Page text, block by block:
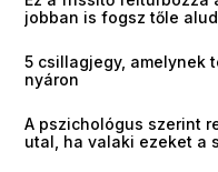
jobban is fogsz tőle
5 csillagjegy, amelynek
nyáron
A pszichológus szerint
utal, ha valaki ezeket a